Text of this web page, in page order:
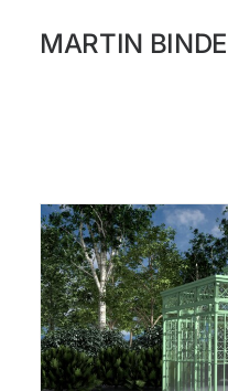
MARTIN
KATALOG
PRESSE
ÜBER